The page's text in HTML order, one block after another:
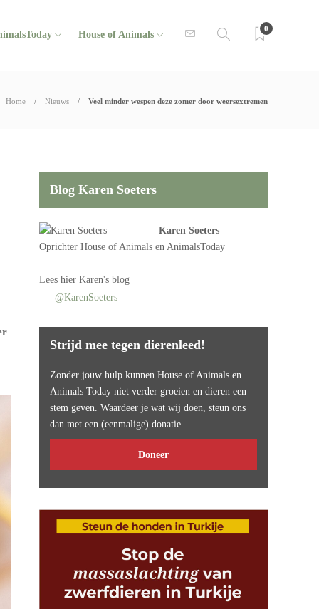
House of Animals
0
Home Nieuws Veel minder wespen deze zomer door weersextremen
Blog Karen Soeters
Karen Soeters
OprichterHouse of Animals en AnimalsToday
Leeshier Karen's blog
@KarenSoeters
Strijd mee tegen dierenleed!
Zonder jouw hulp kunnen House of Animals en
Animals Today niet verder groeien en dieren een
stem geven. Waardeer je wat wij doen, steun ons
dan met een (eenmalige) donatie.
Doneer